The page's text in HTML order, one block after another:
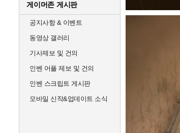
게이머존 게시판
공지사항 & 이벤트
동영상 갤러리
기사제보 및 건의
인벤 어플 제보 및 건의
인벤 스크립트 게시판
모바일 신작&업데이트 소식